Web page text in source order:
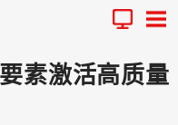
素激活高质量